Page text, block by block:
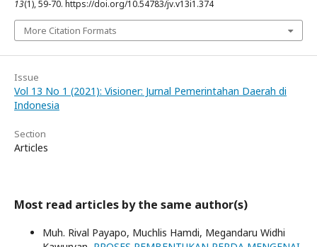
13(1), 59-70. https://doi.org/10.54783/jv.v13i1.374
More Citation Formats
Issue
Vol 13 No 1 (2021): Visioner: Jurnal Pemerintahan Daerah di
Indonesia
Section
Articles
Most read articles by the same author(s)
Muh. Rival Payapo, Muchlis Hamdi, Megandaru Widhi